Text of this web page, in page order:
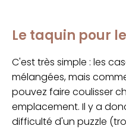
Le taquin pour
C'est très simple : les
mélangées, mais
pouvez faire coulisser
emplacement. Il y a
difficulté d'un puzzle